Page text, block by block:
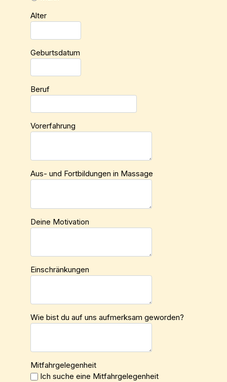
Alter
Geburtsdatum
Beruf
Vorerfahrung
Aus- und Fortbildungen in Massage
Deine Motivation
Einschränkungen
Wie bist du auf uns aufmerksam geworden?
Mitfahrgelegenheit
Ich suche eine Mitfahrgelegenheit